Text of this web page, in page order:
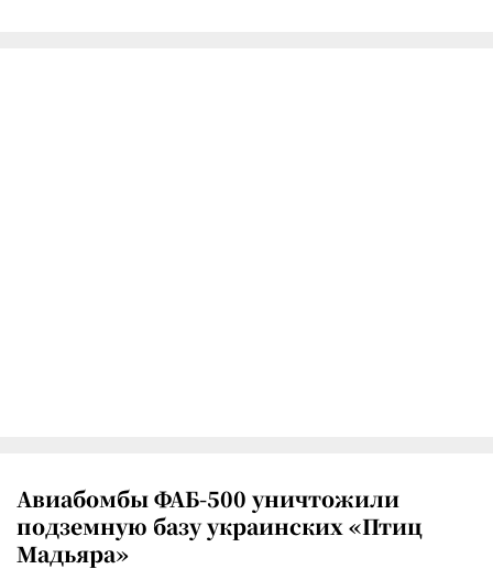
Авиабомбы ФАБ-500 уничтожили
подземную базу украинских «Птиц
Мадьяра»